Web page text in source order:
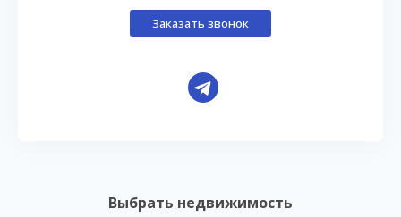
Выбрать недвижимость
Заказать звонок